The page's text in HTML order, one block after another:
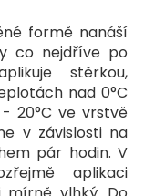
formě nanáší
co nejdříve po
stěrkou,
nad 0°C
20°C ve vrstvě
v závislosti na
pár hodin. V
aplikaci